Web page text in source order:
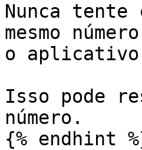
Nunca
mesmo
o
Isso pode
número.
{% endhint